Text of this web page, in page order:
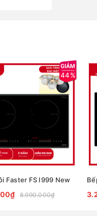
44%
Faster FS I999 New
8.990.000₫